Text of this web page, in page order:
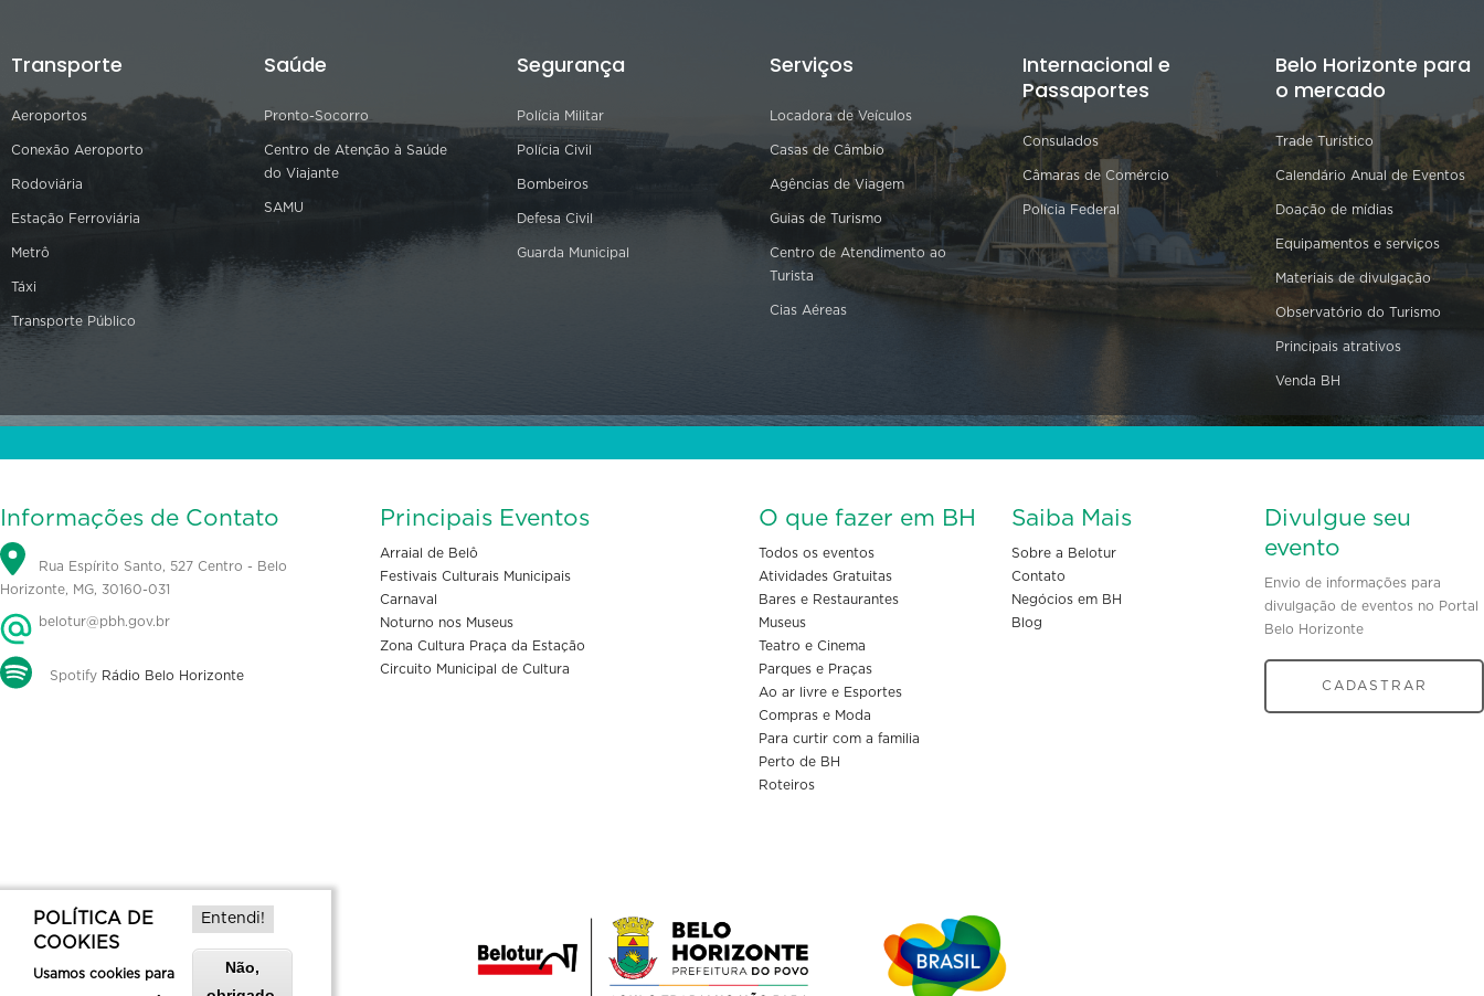
Transporte
Aeroportos
Conexão Aeroporto
Rodoviária
Estação Ferroviária
Metrô
Táxi
Transporte Público
Saúde
Pronto-Socorro
Centro de Atenção à Saúde
do Viajante
SAMU
Segurança
Polícia Militar
Polícia Civil
Bombeiros
Defesa Civil
Guarda Municipal
Serviços
Locadora de Veículos
Casas de Câmbio
Agências de Viagem
Guias de Turismo
Centro de Atendimento ao
Turista
Cias Aéreas
Internacional e
Passaportes
Consulados
Câmaras de Comércio
Polícia Federal
Belo Horizonte para
o mercado
Trade Turístico
Calendário Anual de Eventos
Doação de mídias
Equipamentos e serviços
Materiais de divulgação
Observatório do Turismo
Principais atrativos
Venda BH
Informações de Contato
Rua Espírito Santo, 527 Centro - Belo
Horizonte, MG, 30160-031
belotur@pbh.gov.br
Spotify Rádio Belo Horizonte
Principais Eventos
Arraial de Belô
Festivais Culturais Municipais
Carnaval
Noturno nos Museus
Zona Cultura Praça da Estação
Circuito Municipal de Cultura
O que fazer em BH
Todos os eventos
Atividades Gratuitas
Bares e Restaurantes
Museus
Teatro e Cinema
Parques e Praças
Ao ar livre e Esportes
Compras e Moda
Para curtir com a familia
Perto de BH
Roteiros
Saiba Mais
Sobre a Belotur
Contato
Negócios em BH
Blog
Divulgue seu
evento
Envio de informações para
divulgação de eventos no Portal
Belo Horizonte
CADASTRAR
POLÍTICA DE
COOKIES
Usamos cookies para
Entendi!
Não,